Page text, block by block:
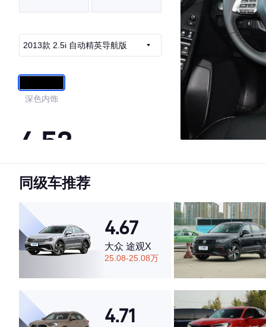
2013款 2.5i 自动精英导航版
深色内饰
4.53
·外观表现一般，低于89%同级车
·空间表现较为优秀，优于72%同级车
同级车推荐
4.67
大众 途观X
25.08-25.08万
4.71